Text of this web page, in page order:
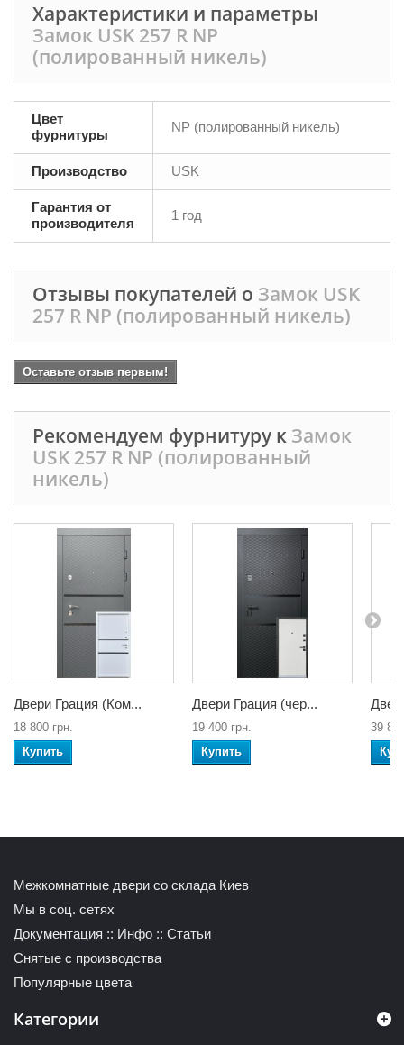
Характеристики и параметры
Замок USK 257 R NP
(полированный никель)
Цвет
фурнитуры
NP (полированный никель)
Производство USK
Гарантия от
производителя
1 год
Отзывы покупателей о Замок USK
257 R NP (полированный никель)
Оставьте отзыв первым!
Рекомендуем фурнитуру к Замок
USK 257 R NP (полированный
никель)
Двери Грация (Ком...
18 800 грн.
Купить
Двери Грация (чер...
19 400 грн.
Купить
39
Межкомнатные двери со склада Киев
Мы в соц. сетях
Документация :: Инфо :: Статьи
Снятые с производства
Популярные цвета
Категории